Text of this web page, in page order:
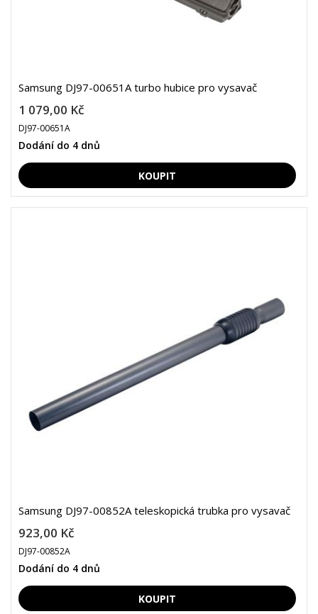
Samsung DJ97-00651A turbo hubice pro vysavač
1 079,00 Kč
DJ97-00651A
Dodání do 4 dnů
Samsung DJ97-00852A teleskopická trubka pro vysavač
923,00 Kč
DJ97-00852A
Dodání do 4 dnů